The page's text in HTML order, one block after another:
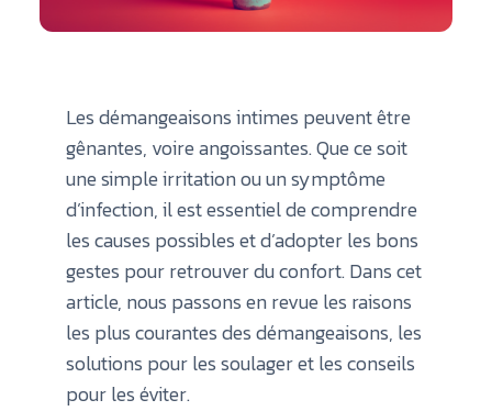
Les démangeaisons intimes peuvent être
gênantes, voire angoissantes. Que ce soit
une simple irritation ou un symptôme
d’infection, il est essentiel de comprendre
les causes possibles et d’adopter les bons
gestes pour retrouver du confort. Dans cet
article, nous passons en revue les raisons
les plus courantes des démangeaisons, les
solutions pour les soulager et les conseils
pour les éviter.